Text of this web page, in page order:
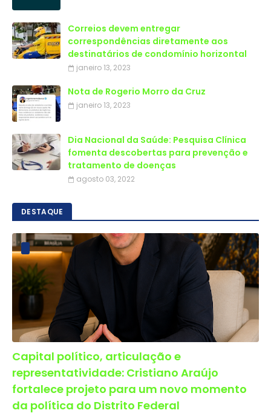
Correios devem entregar
correspondências diretamente aos
destinatários de condomínio horizontal
janeiro 13, 2023
Nota de Rogerio Morro da Cruz
janeiro 13, 2023
Dia Nacional da Saúde: Pesquisa Clínica
fomenta descobertas para prevenção e
tratamento de doenças
agosto 03, 2022
DESTAQUE
Capital político, articulação e
representatividade: Cristiano Araújo
fortalece projeto para um novo momento
da política do Distrito Federal